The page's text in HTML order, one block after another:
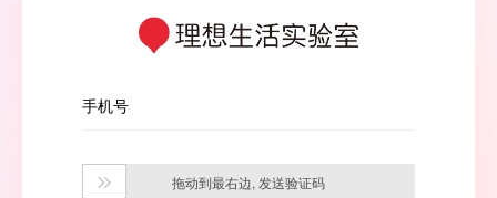
手机号
 拖动到最右边, 发送验证码